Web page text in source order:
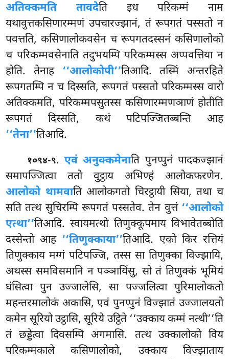
अतिक्कमति तावदेति इध परिकम्मं नाम
यथावुत्तकसिणारम्मणं उपचारज्झानं, तं रूपगतं पस्सतो न
पवत्तति, कसिणालोकवसेन च रूपगतदस्सनं कसिणालोको
च परिकम्मवसेनाति तदुभयम्पि परिकम्मस्सअप्पवत्तिया न
होति. तेनाह ‘‘आलोकोपी’’तिआदि. तस्मिं अन्तरहिते
रूपगतम्पि न च दिस्सति, रूपगतं पस्सतो परिकम्मस्स वारो
अतिक्कमति, परिकम्मपसुतस्स कसिणारम्मणञाणं होतीति
रूपगतं दिस्सति, कथं पटिपज्जितब्बन्ति आह
‘‘तेना’’तिआदि.
१०९४-९.एवं अनुक्कमेनाति पुनप्पुनं पादकज्झानं
समापज्जित्वा ततो वुट्ठाय अभिण्हं आलोकफरणेन.
आलोको थामवाति आलोकगतो चिरट्ठायी सिया, तथा च
सति तत्थ सुचिरम्पि रूपगतं पस्सतेव. तेन वुत्तं ‘‘आलोको
एत्था’’तिआदि. स्वायमत्थो तिणुक्कूपमाय विभावेतब्बोति
दस्सेन्तो आह ‘‘तिणुक्काया’’तिआदि. एको किर रत्तियं
तिणुक्काय मग्गं पटिपज्जि, तस्स सा तिणुक्का विज्झायि,
अथस्स समविसमानि न पञ्ञायिंसु, सो तं तिणुक्कं भूमियं
घंसित्वा पुन उज्जालेसि, सा पज्जलित्वा पुरिमालोकतो
महन्तरमालोकं अकासि, एवं पुनप्पुनं विज्झातं उज्जालयतो
कमेन सूरियो उट्ठासि, सूरिये उट्ठिते ‘‘उक्काय कम्मं नत्थी’’ति
तं छड्डेत्वा दिवसम्पि अगमासि. तत्थ उक्कालोको विय
परिकम्मकाले कसिणालोको, उक्काय विज्झाताय